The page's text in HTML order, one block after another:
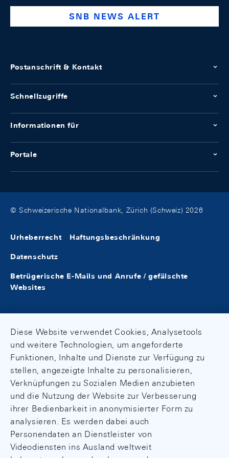
SNB NEWS ALERT
Postanschrift & Kontakt
Schnellzugriffe
Informationen für
Portale
© Schweizerische Nationalbank, Zürich (Schweiz) 2026
Urheberrecht Haftungsbeschränkung
Datenschutz
Betrügerische E-Mails und Anrufe / gefälschte
Websites
Diese Website verwendet Cookies, Analysetools
und weitere Technologien, um angeforderte
Funktionen, Inhalte und Dienste zur Verfügung zu
stellen, angezeigte Inhalte zu personalisieren,
Verknüpfungen zu Sozialen Medien anzubieten
und die Nutzung der Website zur Verbesserung
ihrer Bedienbarkeit in anonymisierter Form zu
analysieren. Es werden dabei auch
Personendaten an Dienstleister von
Videodiensten ins Ausland weltweit